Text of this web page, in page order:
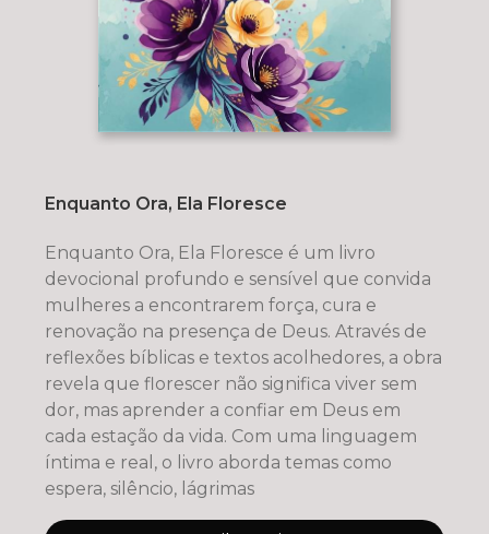
Enquanto Ora, Ela Floresce
Enquanto Ora, Ela Floresce é um livro
devocional profundo e sensível que convida
mulheres a encontrarem força, cura e
renovação na presença de Deus. Através de
reflexões bíblicas e textos acolhedores, a obra
revela que florescer não significa viver sem
dor, mas aprender a confiar em Deus em
cada estação da vida. Com uma linguagem
íntima e real, o livro aborda temas como
espera, silêncio, lágrimas